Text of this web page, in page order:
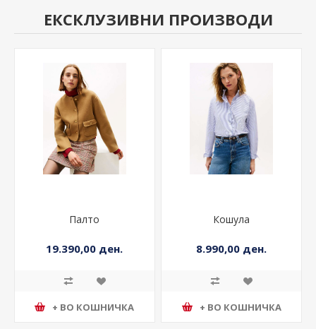
ЕКСКЛУЗИВНИ ПРОИЗВОДИ
Палто
19.390,00 ден.
+ ВО КОШНИЧКА
Кошула
8.990,00 ден.
+ ВО КОШНИЧКА